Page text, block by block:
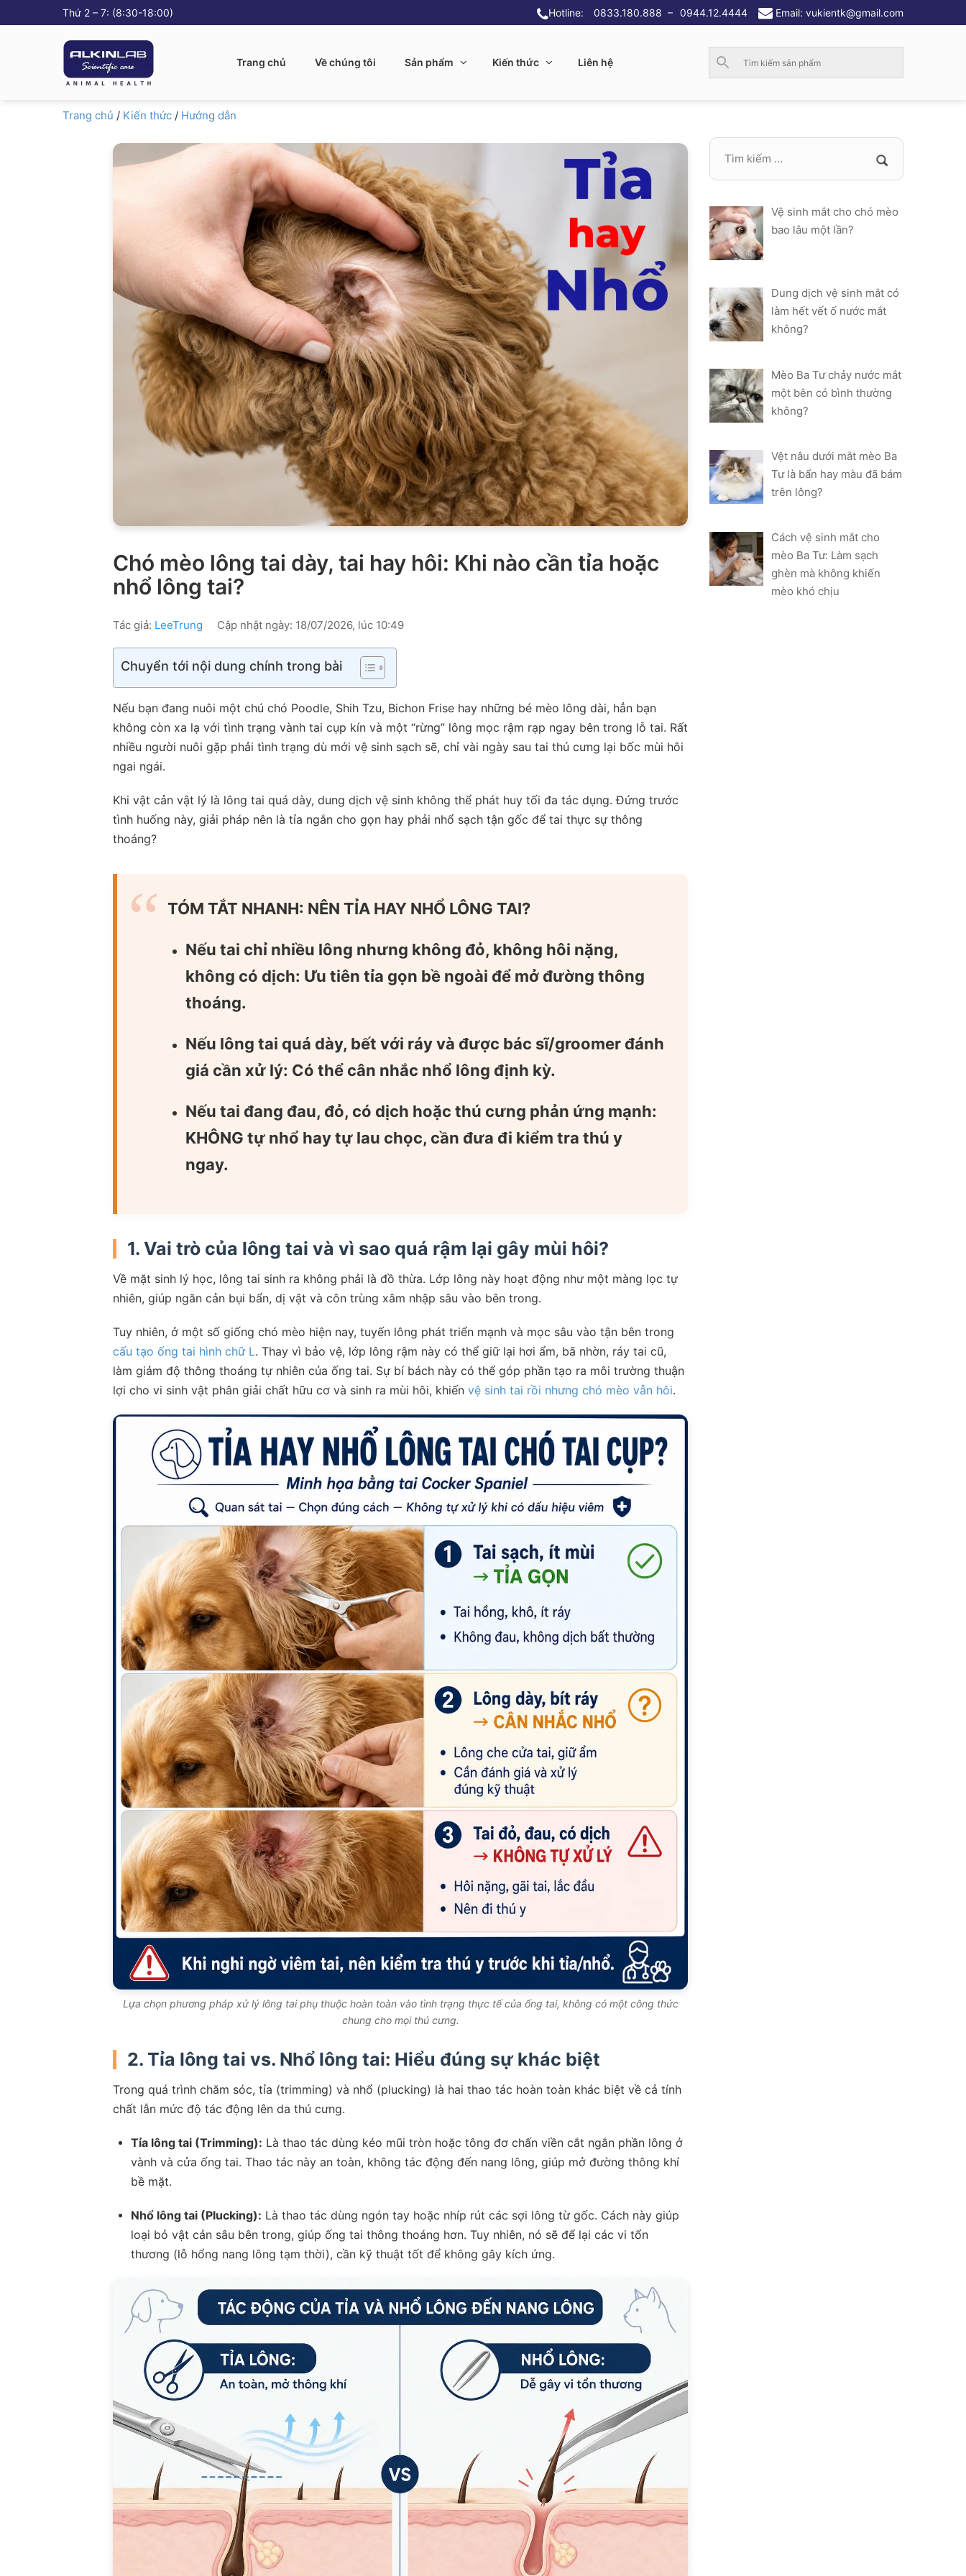
Thứ 2 – 7: (8:30-18:00) Hotline: 0833.180.888 – 0944.12.4444 Email: vukientk@gmail.com
Trang chủ Về chúng tôi Sản phẩm Kiến thức Liên hệ
Trang chủ / Kiến thức / Hướng dẫn
Chó mèo lông tai dày, tai hay hôi: Khi nào cần tỉa hoặc
nhổ lông tai?
Tác giả: LeeTrung Cập nhật ngày: 18/07/2026, lúc 10:49
Chuyển tới nội dung chính trong bài
Nếu bạn đang nuôi một chú chó Poodle, Shih Tzu, Bichon Frise hay những bé mèo lông dài, hẳn bạn
không còn xa lạ với tình trạng vành tai cụp kín và một “rừng” lông mọc rậm rạp ngay bên trong lỗ tai. Rất
nhiều người nuôi gặp phải tình trạng dù mới vệ sinh sạch sẽ, chỉ vài ngày sau tai thú cưng lại bốc mùi hôi
ngai ngái.
Khi vật cản vật lý là lông tai quá dày, dung dịch vệ sinh không thể phát huy tối đa tác dụng. Đứng trước
tình huống này, giải pháp nên là tỉa ngắn cho gọn hay phải nhổ sạch tận gốc để tai thực sự thông
thoáng?
TÓM TẮT NHANH: NÊN TỈA HAY NHỔ LÔNG TAI?
Nếu tai chỉ nhiều lông nhưng không đỏ, không hôi nặng,
không có dịch: Ưu tiên tỉa gọn bề ngoài để mở đường thông
thoáng.
Nếu lông tai quá dày, bết với ráy và được bác sĩ/groomer đánh
giá cần xử lý: Có thể cân nhắc nhổ lông định kỳ.
Nếu tai đang đau, đỏ, có dịch hoặc thú cưng phản ứng mạnh:
KHÔNG tự nhổ hay tự lau chọc, cần đưa đi kiểm tra thú y
ngay.
1. Vai trò của lông tai và vì sao quá rậm lại gây mùi hôi?
Về mặt sinh lý học, lông tai sinh ra không phải là đồ thừa. Lớp lông này hoạt động như một màng lọc tự
nhiên, giúp ngăn cản bụi bẩn, dị vật và côn trùng xâm nhập sâu vào bên trong.
Tuy nhiên, ở một số giống chó mèo hiện nay, tuyến lông phát triển mạnh và mọc sâu vào tận bên trong
cấu tạo ống tai hình chữ L. Thay vì bảo vệ, lớp lông rậm này có thể giữ lại hơi ẩm, bã nhờn, ráy tai cũ,
làm giảm độ thông thoáng tự nhiên của ống tai. Sự bí bách này có thể góp phần tạo ra môi trường thuận
lợi cho vi sinh vật phân giải chất hữu cơ và sinh ra mùi hôi, khiến vệ sinh tai rồi nhưng chó mèo vẫn hôi.
Lựa chọn phương pháp xử lý lông tai phụ thuộc hoàn toàn vào tình trạng thực tế của ống tai, không có một công thức
chung cho mọi thú cưng.
2. Tỉa lông tai vs. Nhổ lông tai: Hiểu đúng sự khác biệt
Trong quá trình chăm sóc, tỉa (trimming) và nhổ (plucking) là hai thao tác hoàn toàn khác biệt về cả tính
chất lẫn mức độ tác động lên da thú cưng.
Tỉa lông tai (Trimming): Là thao tác dùng kéo mũi tròn hoặc tông đơ chấn viền cắt ngắn phần lông ở
vành và cửa ống tai. Thao tác này an toàn, không tác động đến nang lông, giúp mở đường thông khí
bề mặt.
Nhổ lông tai (Plucking): Là thao tác dùng ngón tay hoặc nhíp rút các sợi lông từ gốc. Cách này giúp
loại bỏ vật cản sâu bên trong, giúp ống tai thông thoáng hơn. Tuy nhiên, nó sẽ để lại các vi tổn
thương (lỗ hổng nang lông tạm thời), cần kỹ thuật tốt để không gây kích ứng.
Vệ sinh mắt cho chó mèo
bao lâu một lần?
Dung dịch vệ sinh mắt có
làm hết vết ố nước mắt
không?
Mèo Ba Tư chảy nước mắt
một bên có bình thường
không?
Vệt nâu dưới mắt mèo Ba
Tư là bẩn hay màu đã bám
trên lông?
Cách vệ sinh mắt cho
mèo Ba Tư: Làm sạch
ghèn mà không khiến
mèo khó chịu